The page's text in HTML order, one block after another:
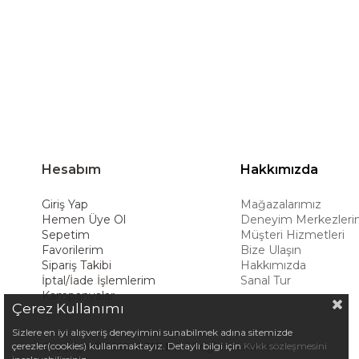
ürünleriyle kullanıcılarına uzun ömürlü
deneyimiyle müşterilerine üstün bir
Hesabım
Giriş Yap
Hemen Üye Ol
Sepetim
Favorilerim
Sipariş Takibi
İptal/İade İşlemlerim
Kampanyalar
Hakkımızda
Mağazalarımız
Deneyim
Müşteri Hizmetleri
Bize Ulaşın
Hakkımızda
Sanal Tur
Copyright© 2025 ASHLEY All rights reserved.
Çerez Kullanımı
Sizlere en iyi alışveriş deneyimini sunabilmek adına sitemizde
çerezler(cookies) kullanmaktayız. Detaylı bilgi için Kvkk sözleşmesini